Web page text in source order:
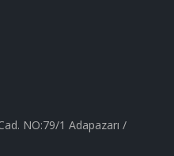
NO:79/1 Adapazarı /